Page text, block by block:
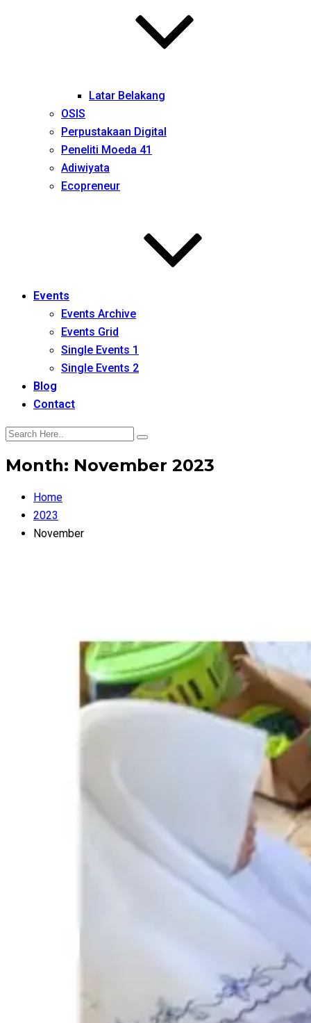
Latar Belakang
OSIS
Perpustakaan Digital
Peneliti Moeda 41
Adiwiyata
Ecopreneur
Events
Events Archive
Events Grid
Single Events 1
Single Events 2
Blog
Contact
Month: November 2023
Home
2023
November